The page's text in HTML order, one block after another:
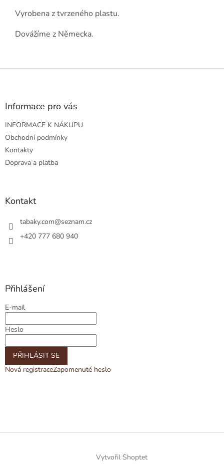
Vyrobena z tvrzeného plastu.
Dovážíme z Německa.
Z
Informace pro vás
INFORMACE K NÁKUPU
Obchodní podmínky
Kontakty
Doprava a platba
Kontakt
tabaky.com@seznam.cz
+420 777 680 940
Přihlášení
E-mail
Heslo
PŘIHLÁSIT SE
Nová registraceZapomenuté heslo
Vytvořil Shoptet